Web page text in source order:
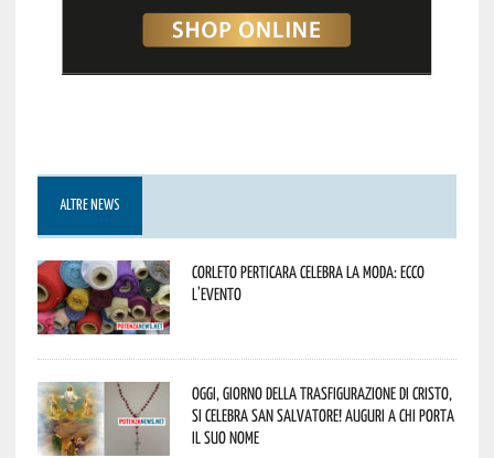
ALTRE NEWS
Corleto Perticara celebra la moda: ecco
l’evento
Oggi, giorno della Trasfigurazione di Cristo,
si celebra San Salvatore! Auguri a chi porta
il suo nome